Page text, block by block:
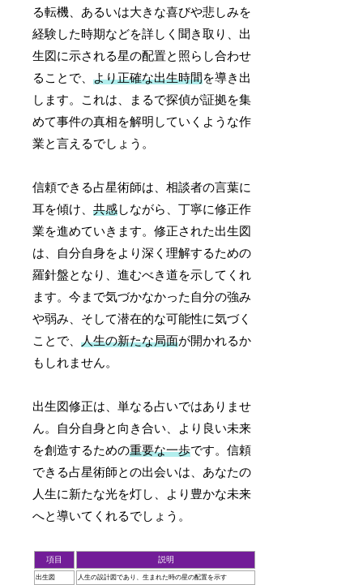
る転機、あるいは大きな喜びや悲しみを
経験した時期などを詳しく聞き取り、出
生図に示される星の配置と照らし合わせ
ることで、より正確な出生時間を導き出
します。これは、まるで探偵が証拠を集
めて事件の真相を解明していくような作
業と言えるでしょう。
信頼できる占星術師は、相談者の言葉に
耳を傾け、共感しながら、丁寧に修正作
業を進めていきます。修正された出生図
は、自分自身をより深く理解するための
羅針盤となり、進むべき道を示してくれ
ます。今まで気づかなかった自分の強み
や弱み、そして潜在的な可能性に気づく
ことで、人生の新たな局面が開かれるか
もしれません。
出生図修正は、単なる占いではありませ
ん。自分自身と向き合い、より良い未来
を創造するための重要な一歩です。信頼
できる占星術師との出会いは、あなたの
人生に新たな光を灯し、より豊かな未来
へと導いてくれるでしょう。
項目 説明
出生図 人生の設計図であり、生まれた時の星の配置を示す